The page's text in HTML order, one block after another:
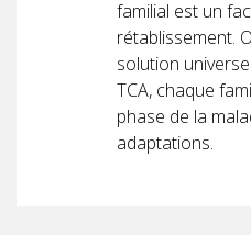
familial est un
rétablissement.
solution
TCA, chaque
phase de la
adaptations.